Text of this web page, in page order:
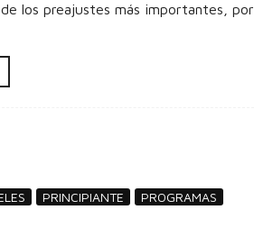
los preajustes más importantes, por
PRINCIPIANTE PROGRAMAS